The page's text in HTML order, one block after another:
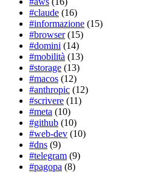
#claude (16)
#informazione (15)
#browser(15)
#domini (14)
#mobilità (13)
#storage (13)
#macos (12)
#anthropic (12)
#scrivere (11)
#meta (10)
#github (10)
#web-dev (10)
#dns (9)
#telegram (9)
#pagopa (8)